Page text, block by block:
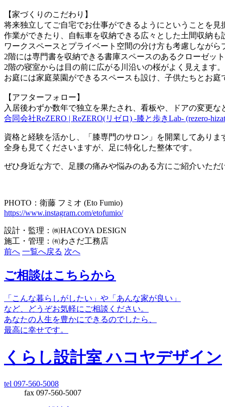
【家づくりのこだわり】
将来独立してご自宅でお仕事ができるようにということを
作業ができたり、自転車を収納できる広々とした土間収納も
ワークスペースとプライベート空間の分け方も考慮しながら
2階には専門書を収納できる書庫スペースのあるクローゼッ
2階の寝室からは目の前に広がる川沿いの桜がよく見えます。
お庭には家庭菜園ができるスペースも設け、子供たちとお
【アフターフォロー】
入居後わずか数年で独立を果たされ、看板や、ドアの変更
合同会社ReZERO | ReZERO(リゼロ) -膝と歩きLab- (rezero-
資格と経験を活かし、「膝専門のサロン」を開業してありま
全身も見てくださいますが、足に特化した整体です。
ぜひ身近な方で、足腰の痛みや悩みのある方にご紹介いただ
PHOTO：衛藤 フミオ (Eto Fumio)
https://www.instagram.com/etofumio/
設計・監理：㈱HACOYA DESIGN
施工・管理：㈲わさだ工務店
前へ 一覧へ戻る 次へ
ご相談はこちらから
「こんな暮らしがしたい」や「あんな家が良い」
など、どうぞお気軽にご相談ください。
あなたの人生を豊かにできるのでしたら、
最高に幸せです。
くらし設計室 ハコヤデザイン
tel 097-560-5008
fax 097-560-5007